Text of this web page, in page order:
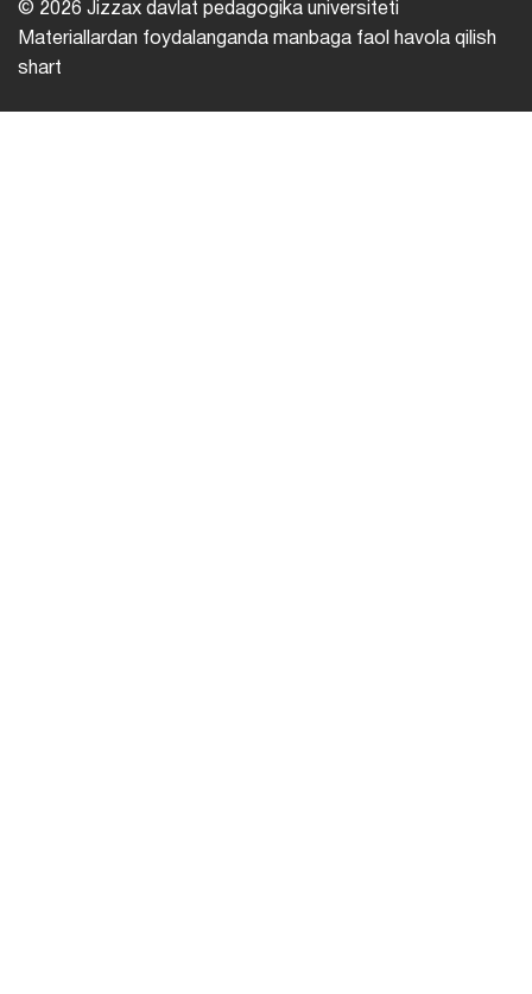
© 2026 Jizzax davlat pedagogika universiteti
Materiallardan foydalanganda manbaga faol havola qilish
shart